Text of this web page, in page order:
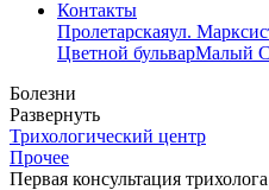
Контакты
Пролетарскаяул.
Цветной бульварМалый
Болезни
Развернуть
Трихологический центр
Прочее
Первая консультация